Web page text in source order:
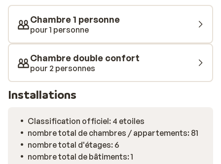
bars et magasins se trouvent également à proximité de
l'hôtel: pratique pour aller faire quelques achats ou
profiter d'un verre entre amis après une bonne journée
sur les pistes. Vous séjournerez dans des chambres
modernes, joliment meublées et entièrement équipées.
Très confortables, elles vous assurent de passer de
bonnes nuits reposantes après vous être bien
dépensés toute la journée. Pour vous détendre
pleinement, rendez-vous au superbe espace bien-être
ou du bain turc pour de purs moments de relaxation.
Pour terminer la journée en beauté, profitez d'un
savoureux repas au restaurant, puis dégustez un bon
cocktail au bar. De merveilleuses vacances au ski vous
Chambre 1 personne
pour 1 personne
Chambre double confort
pour 2 personnes
Installations
Classification officiel: 4 etoiles
nombre total de chambres / appartements: 81
nombre total d'étages: 6
nombre total de bâtiments: 1